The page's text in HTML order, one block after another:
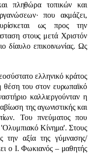
πληθώρα τοπικών και
που ακμάζει,
ως προς την
στους μετά Χριστόν
δίαυλο επικοινωνίας. Ως
ελληνικό κράτος
θέση του στον ευρωπαϊκό
καλλιεργούνταν η
της αγωνιστικής και
Του πνεύματος που
'Ολυμπιακό Κίνημα'. Στους
την αξία της γύμνασης/
ο Ι. Φωκιανός – μαθητής